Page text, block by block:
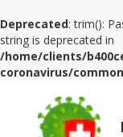
Deprecated: trim():
string is deprecated in
/home/clients/
coronavirus/